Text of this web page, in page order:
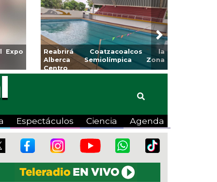
la
Emprendedores de Xalapa
exponen en Mercadito
Bicentenario
Next
Espectáculos Ciencia Agenda